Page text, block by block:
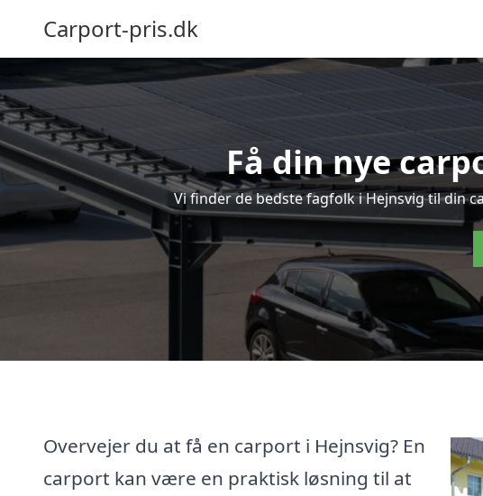
Carport-pris.dk
Få din nye
Vi finder de bedste fagfolk i Hejnsvig til din
Overvejer du at få en carport i Hejnsvig? En
carport kan være en praktisk løsning til at